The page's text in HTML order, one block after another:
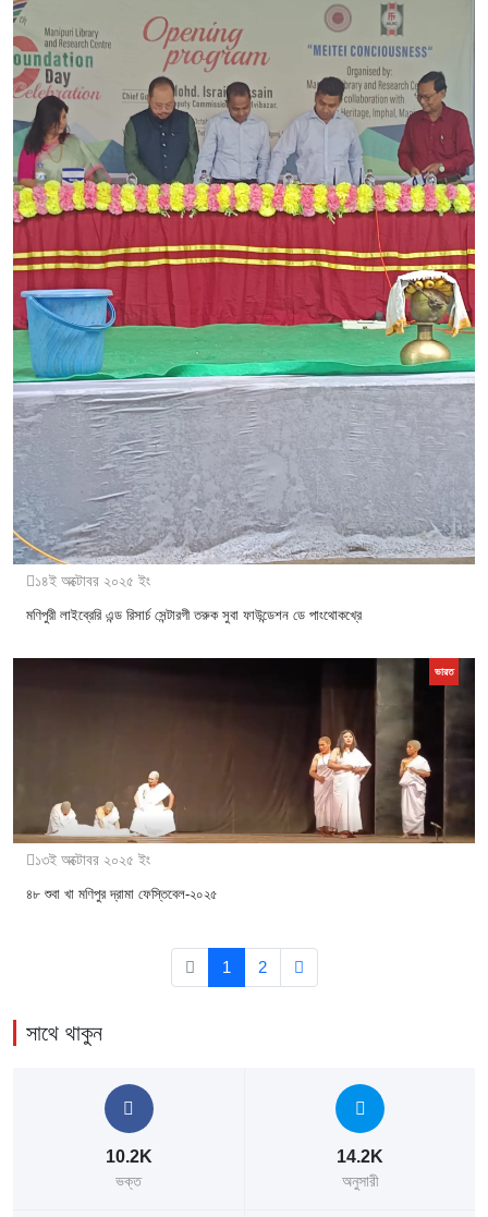
১৪ই অক্টোবর ২০২৫ ইং
মণিপুরী লাইব্রেরি এন্ড রিসার্চ সেন্টারগী তরুক সুবা ফাউন্ডেশন ডে পাংথোকখ্রে
ভারত
১৩ই অক্টোবর ২০২৫ ইং
৪৮ শুবা খা মণিপুর দ্রামা ফেস্তিবেল-২০২৫
1 2
সাথে থাকুন
10.2K
ভক্ত
14.2K
অনুসারী